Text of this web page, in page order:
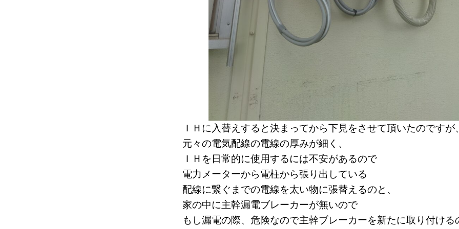
ＩＨに入替えすると決まってから下見をさせて頂いたのですが
元々の電気配線の電線の厚みが細く、
ＩＨを日常的に使用するには不安があるので
電力メーターから電柱から張り出している
配線に繋ぐまでの電線を太い物に張替えるのと、
家の中に主幹漏電ブレーカーが無いので
もし漏電の際、危険なので主幹ブレーカーを新たに取り付ける